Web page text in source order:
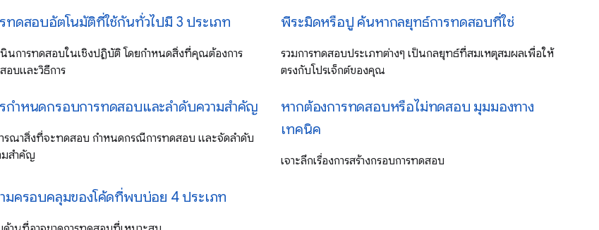
ทดสอบอัตโนมัติที่ใช้กันทั่วไปมี 3 ประเภท
นินการทดสอบในเชิงปฏิบัติ โดยกำหนดสิ่งที่คุณต้องการ
อบและวิธีการ
พีระมิดหรือปู ค้นหากลยุทธ์การทดสอบที่ใช่
รวมการทดสอบประเภทต่างๆ เป็นกลยุทธ์ที่สมเหตุสมผลเพื่อให้
ตรงกับโปรเจ็กต์ของคุณ
กำหนดกรอบการทดสอบและลำดับความสำคัญ
รณาสิ่งที่จะทดสอบ กำหนดกรณีการทดสอบ และจัดลำดับ
มสำคัญ
หากต้องการทดสอบหรือไม่ทดสอบ มุมมองทาง
เทคนิค
เจาะลึกเรื่องการสร้างกรอบการทดสอบ
มครอบคลุมของโค้ดที่พบบ่อย 4 ประเภท